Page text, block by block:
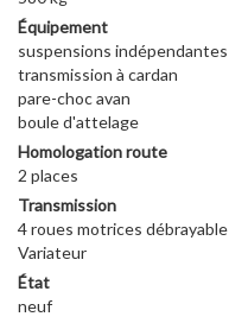
Équipement
suspensions indépendantes
transmission à cardan
pare-choc avan
boule d'attelage
Homologation route
2 places
Transmission
4 roues motrices débrayable
Variateur
État
neuf